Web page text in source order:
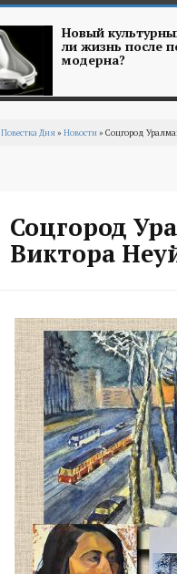
Новый
ли жизнь после
модерна?
Повестка Дня» Новости» Соцгород
Соцгород
Виктора